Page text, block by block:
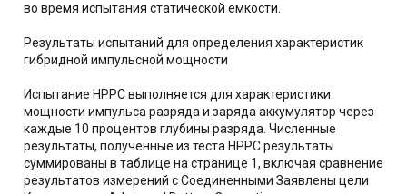
во время испытания статической емкости.
Результаты испытаний для определения характеристик
гибридной импульсной мощности
Испытание HPPC выполняется для характеристики
мощности импульса разряда и заряда аккумулятор через
каждые 10 процентов глубины разряда. Численные
результаты, полученные из теста HPPC результаты
суммированы в таблице на странице 1, включая сравнение
результатов измерений с Соединенными Заявлены цели